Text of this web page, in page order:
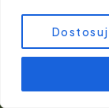
Dostosuj